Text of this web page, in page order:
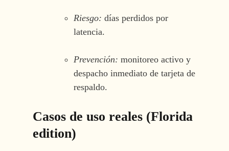
Riesgo: días perdidos por
latencia.
Prevención: monitoreo activo y
despacho inmediato de tarjeta de
respaldo.
Casos de uso reales (Florida
edition)